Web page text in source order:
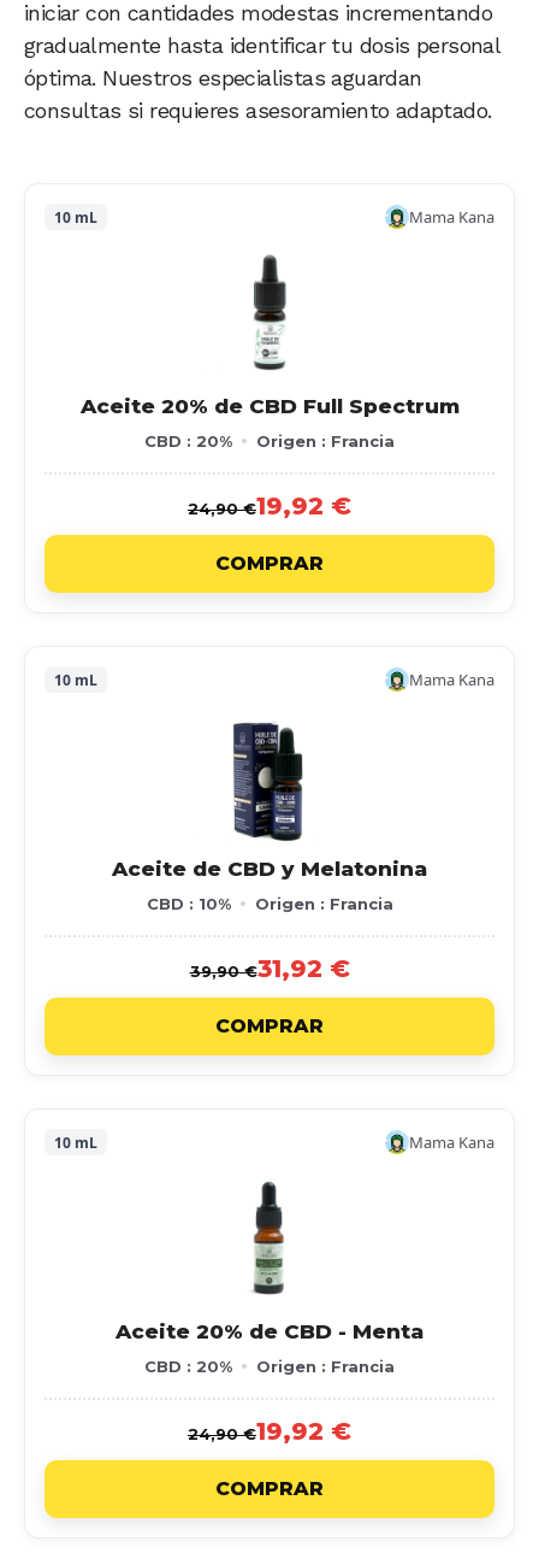
iniciar con cantidades modestas incrementando
gradualmente hasta identificar tu dosis personal
óptima. Nuestros especialistas aguardan
consultas si requieres asesoramiento adaptado.
10 mL Mama Kana
Aceite 20% de CBD Full Spectrum
CBD : 20% Origen : Francia
24,90 €19,92 €
COMPRAR
10 mL Mama Kana
Aceite de CBD y Melatonina
CBD : 10% Origen : Francia
39,90 €31,92 €
COMPRAR
10 mL Mama Kana
Aceite 20% de CBD - Menta
CBD : 20% Origen : Francia
24,90 €19,92 €
COMPRAR